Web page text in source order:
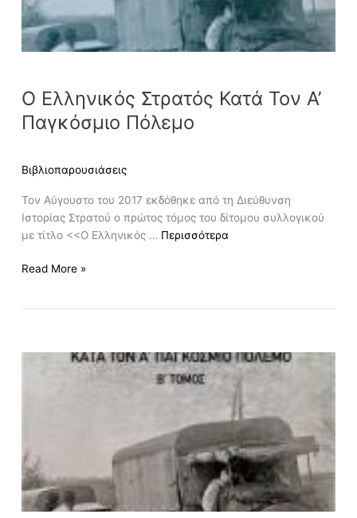
Ο Ελληνικός Στρατός Κατά Τον Α’
Παγκόσμιο Πόλεμο
Βιβλιοπαρουσιάσεις
Τον Αύγουστο του 2017 εκδόθηκε από τη Διεύθυνση
Ιστορίας Στρατού ο πρώτος τόμος του δίτομου συλλογικού
με τίτλο <<Ο Ελληνικός … Περισσότερα
Παγκόσμιο
Πόλεμο
Read More »
Β΄
ΤΟΜΟΣ